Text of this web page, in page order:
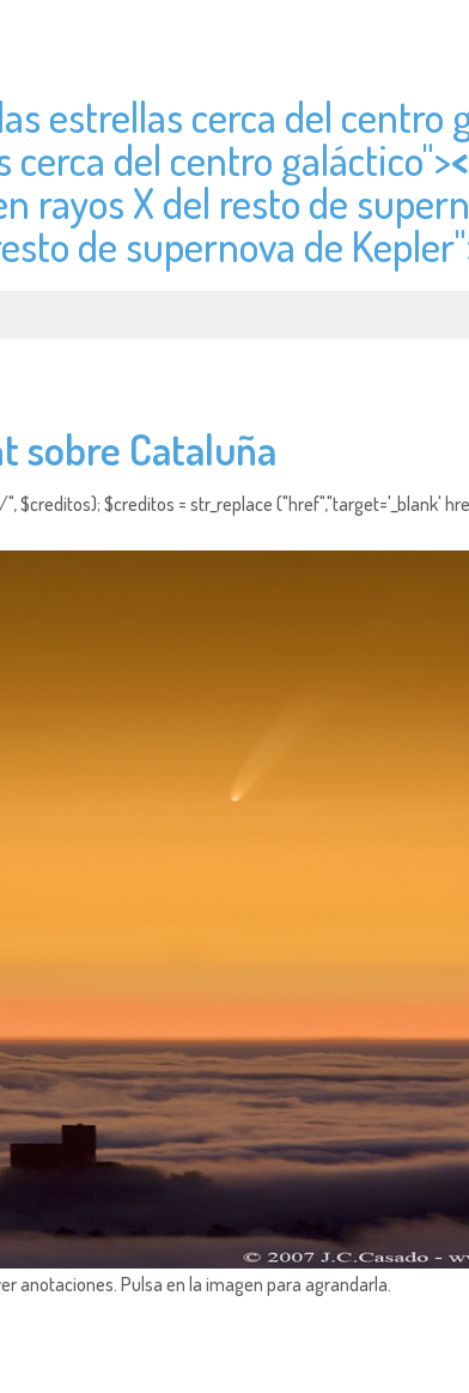
estrellas cerca del centro
del centro galáctico"><
rayos X del resto de
de supernova de
sobre Cataluña
$creditos = str_replace ("href","target='_blank'
anotaciones. Pulsa en la imagen para agrandarla.